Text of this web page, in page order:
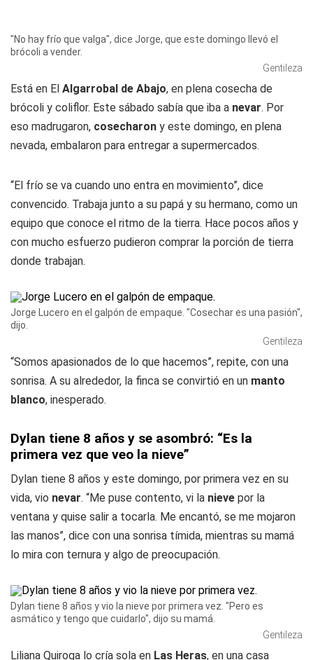
"No hay frío que valga", dice Jorge, que este domingo llevó el
brócoli a vender.
Gentileza
Está en El Algarrobal de Abajo, en plena cosecha de
brócoli y coliflor. Este sábado sabía que iba a nevar. Por
eso madrugaron, cosecharon y este domingo, en plena
nevada, embalaron para entregar a supermercados.
“El frío se va cuando uno entra en movimiento”, dice
convencido. Trabaja junto a su papá y su hermano, como un
equipo que conoce el ritmo de la tierra. Hace pocos años y
con mucho esfuerzo pudieron comprar la porción de tierra
donde trabajan.
Jorge Lucero en el galpón de empaque. "Cosechar es una pasión",
dijo.
Gentileza
“Somos apasionados de lo que hacemos”, repite, con una
sonrisa. A su alrededor, la finca se convirtió en un manto
blanco, inesperado.
Dylan tiene 8 años y se asombró: “Es la
primera vez que veo la nieve”
Dylan tiene 8 años y este domingo, por primera vez en su
vida, vio nevar. “Me puse contento, vi la nieve por la
ventana y quise salir a tocarla. Me encantó, se me mojaron
las manos”, dice con una sonrisa tímida, mientras su mamá
lo mira con ternura y algo de preocupación.
Dylan tiene 8 años y vio la nieve por primera vez. "Pero es
asmático y tengo que cuidarlo", dijo su mamá.
Gentileza
Liliana Quiroga lo cría sola en Las Heras, en una casa